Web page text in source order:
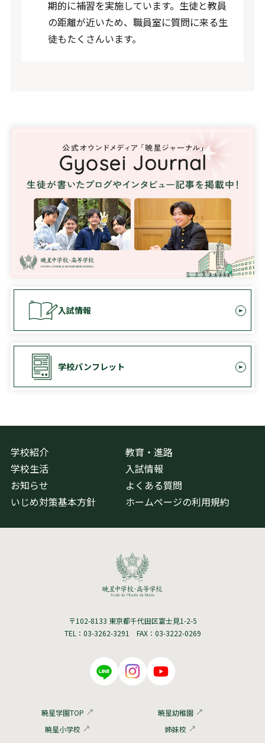
期的に補習を実施しています。生徒と教員
の距離が近いため、職員室に質問に来る生
徒もたくさんいます。
入試情報
学校パンフレット
学校紹介
教育・進路
学校生活
入試情報
お知らせ
よくある質問
いじめ対策基本方針
ホームページの利用規約
〒102-8133 東京都千代田区富士見1-2-5
TEL：03-3262-3291 FAX：03-3222-0269
暁星学園TOP
暁星幼稚園
暁星小学校
姉妹校